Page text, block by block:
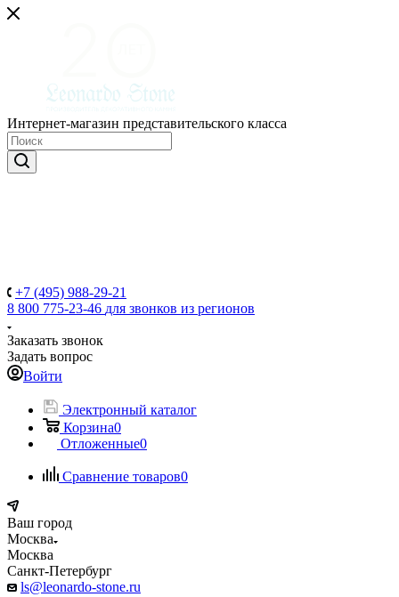
Интернет-магазин представительского класса
+7 (495) 988-29-21
8 800 775-23-46 для звонков из регионов
Заказать звонок
Задать вопрос
Войти
Электронный каталог
Корзина0
Отложенные0
Сравнение товаров0
Ваш город
Москва
Москва
Санкт-Петербург
ls@leonardo-stone.ru